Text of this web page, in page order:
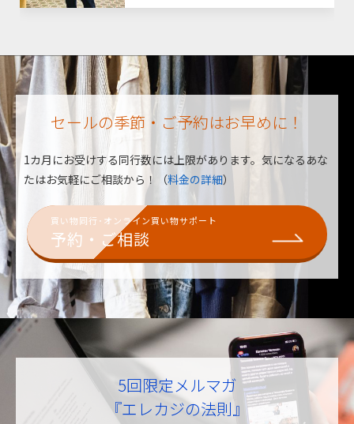
セールの季節・ご予約はお早めに！
1カ月にお受けする同行数には上限があります。 気になるあな
たはお気軽にご相談から！（料金の詳細）
買い物同行･オンライン買い物サポート
予約・ご相談
5回限定メルマガ
『エレカジの法則』